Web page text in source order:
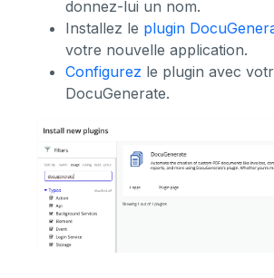
donnez-lui un nom.
Installez le plugin
votre nouvelle application.
Configurez le plugin avec
DocuGenerate.